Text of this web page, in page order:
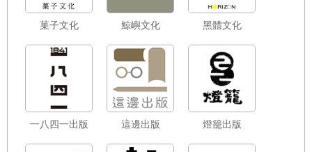
菓子文化 鯨嶼文化 黑體文化
一八四一出版 這邊出版 燈籠出版